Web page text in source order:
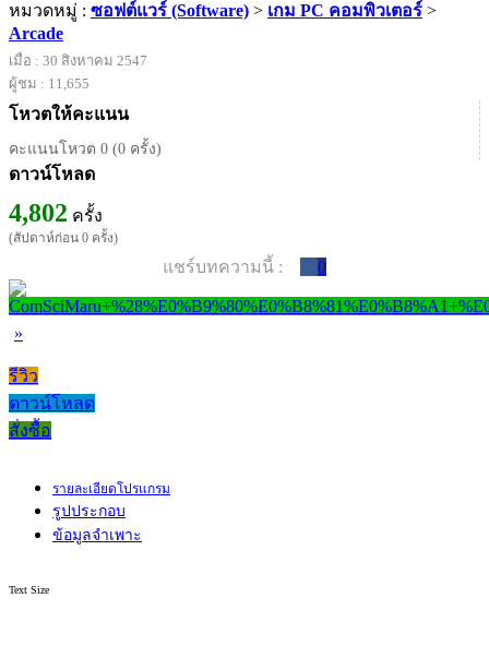
หมวดหมู่ : ซอฟต์แวร์ (Software) > เกม PC คอมพิวเตอร์ >
Arcade
เมื่อ : 30 สิงหาคม 2547
ผู้ชม : 11,655
โหวตให้คะแนน
คะแนนโหวต 0 (0 ครั้ง)
ดาวน์โหลด
4,802 ครั้ง
(สัปดาห์ก่อน 0 ครั้ง)
แชร์บทความนี้ : 0
»
รีวิว
ดาวน์โหลด
สั่งซื้อ
รายละเอียดโปรแกรม
รูปประกอบ
ข้อมูลจำเพาะ
Text Size